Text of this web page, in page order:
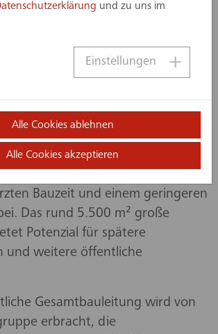
der Deutschen Gesellschaft
Bauen (DGNB) ist vorgesehen.
von rund 20 Millionen Euro
zukunftsfähige
ermöglicht flexible
die sich an die
einer modernen Verwaltung
Bauzeit und einem geringeren
Das rund 5.500 m² große
Potenzial für spätere
und weitere öffentliche
Gesamtbauleitung wird von
erbracht, die
und zu uns im
Einstellungen
Alle Cookies ablehnen
Alle Cookies akzeptieren